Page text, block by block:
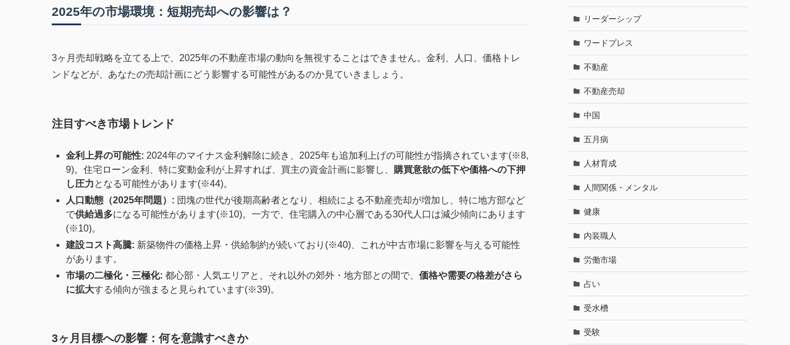
2025年の市場環境：短期売却への影響は？
3ヶ月売却戦略を立てる上で、2025年の不動産市場の動向を無視することはできません。金利、人口、価格トレ
ンドなどが、あなたの売却計画にどう影響する可能性があるのか見ていきましょう。
注目すべき市場トレンド
金利上昇の可能性: 2024年のマイナス金利解除に続き、2025年も追加利上げの可能性が指摘されています(※8,
9)。住宅ローン金利、特に変動金利が上昇すれば、買主の資金計画に影響し、 購買意欲の低下や価格への下押
し圧力となる可能性があります(※44)。
人口動態（2025年問題）: 団塊の世代が後期高齢者となり、相続による不動産売却が増加し、特に地方部など
で供給過多になる可能性があります(※10)。一方で、住宅購入の中心層である30代人口は減少傾向にあります
(※10)。
建設コスト高騰: 新築物件の価格上昇・供給制約が続いており(※40)、これが中古市場に影響を与える可能性
があります。
市場の二極化・三極化: 都心部・人気エリアと、それ以外の郊外・地方部との間で、 価格や需要の格差がさら
に拡大する傾向が強まると見られています(※39)。
3ヶ月目標への影響：何を意識すべきか
リーダーシップ
ワードプレス
不動産
不動産売却
中国
五月病
人材育成
人間関係・メンタル
健康
内装職人
労働市場
占い
受水槽
受験